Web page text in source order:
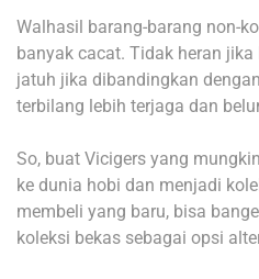
Walhasil barang-barang non-
banyak cacat. Tidak heran
jatuh jika dibandingkan
terbilang lebih terjaga dan
So, buat Vicigers yang
ke dunia hobi dan menjadi
membeli yang baru, bisa
koleksi bekas sebagai opsi